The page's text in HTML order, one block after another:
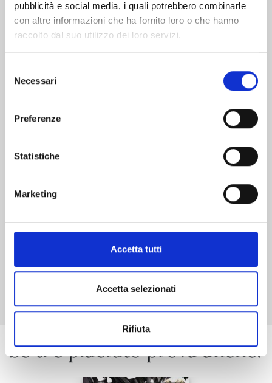
pubblicità e social media, i quali potrebbero combinarle
con altre informazioni che ha fornito loro o che hanno
raccolto dal suo utilizzo dei loro servizi.
delNecessari
Preferenze
Statistiche
Marketing
Accetta tutti
Accetta selezionati
Rifiuta
FOUR KNIGHTS OF THE APOCALYPSE n. 23
Mostra tutto
Se ti è piaciuto prova anche: